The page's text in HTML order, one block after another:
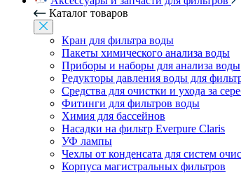
Каталог товаров
Кран для фильтра воды
Пакеты химического анализа воды
Приборы и наборы для анализа воды
Редукторы давления воды для
Средства для очистки и ухода за
Фитинги для фильтров воды
Химия для бассейнов
Насадки на фильтр Everpure Claris
УФ лампы
Чехлы от конденсата для систем
Корпуса магистральных фильтров